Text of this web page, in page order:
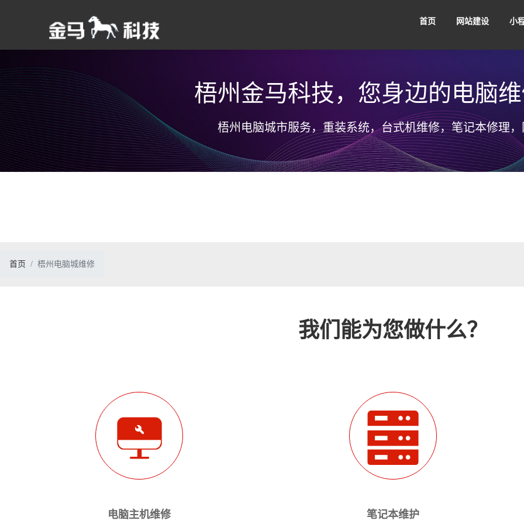
首页 网站建设
轻松建站 服务到位
为客户提供一体化网站设计服
务
品牌网站建设
企业网站建设
门户网站建设
集团网站
外贸网站
营销网站
小
小程序开发
全功能小程序商城、开发定制
服务、全程售后服务、无忧备
案
商城小程序 餐饮小程序 小
金云智能建站 IPv4 归属地 金云视界播放器 金贝固定
分享、交流、传播
知识分享、技术交流、经验积
累、提升能力
公司动态 开发笔记 建站百科
小
关于金马科技
金马科技，成立于2008年9月，专业提供
携手合作 互利共赢
携手推进合作，实现互利共赢。
务实、创新
以务实为基础、以创新求发展。
体现价值
不断提升，体现价
梧州金马科技，您身边的电脑
梧州电脑城市服务，重装系统，台式机维修，笔记本修理
首页 梧州电脑城维修
我们能为您做什么？
电脑主机维修 笔记本维护